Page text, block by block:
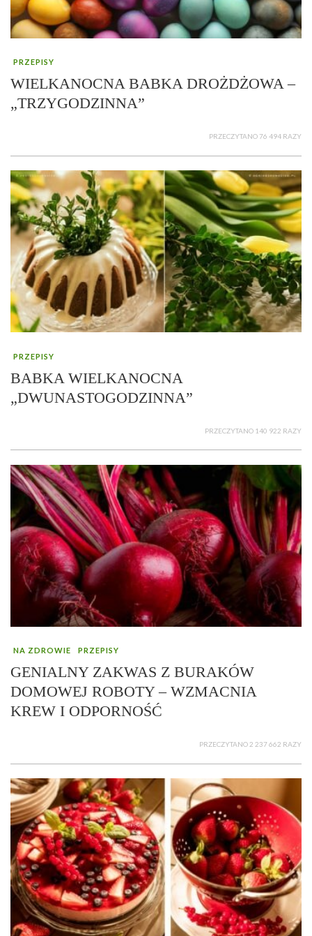
PRZEPISY
WIELKANOCNA BABKA DROŻDŻOWA –
„TRZYGODZINNA”
PRZECZYTANO 76 494 RAZY
PRZEPISY
BABKA WIELKANOCNA
„DWUNASTOGODZINNA”
PRZECZYTANO 140 922 RAZY
NA ZDROWIE PRZEPISY
GENIALNY ZAKWAS Z BURAKÓW
DOMOWEJ ROBOTY – WZMACNIA
KREW I ODPORNOŚĆ
PRZECZYTANO 2 237 662 RAZY